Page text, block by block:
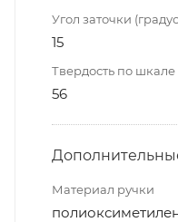
Угол заточки
15
Твердость по шкале
56
Материал ручки